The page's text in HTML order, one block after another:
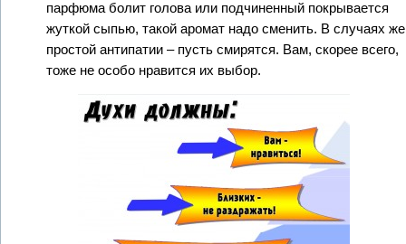
парфюма болит голова или подчиненный покрывается
жуткой сыпью, такой аромат надо сменить. В случаях же
простой антипатии – пусть смирятся. Вам, скорее всего,
тоже не особо нравится их выбор.